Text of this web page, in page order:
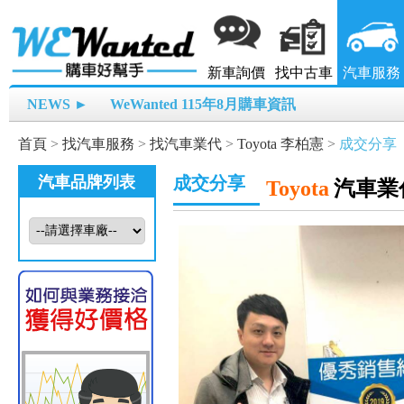
新車詢價 找中古車 汽車服務
NEWS ► WeWanted 115年8月購車資訊
首頁 > 找汽車服務 > 找汽車業代 > Toyota 李柏憲 > 成交分享
汽車品牌列表 成交分享 Toyota 汽車